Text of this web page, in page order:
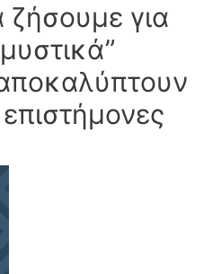
για